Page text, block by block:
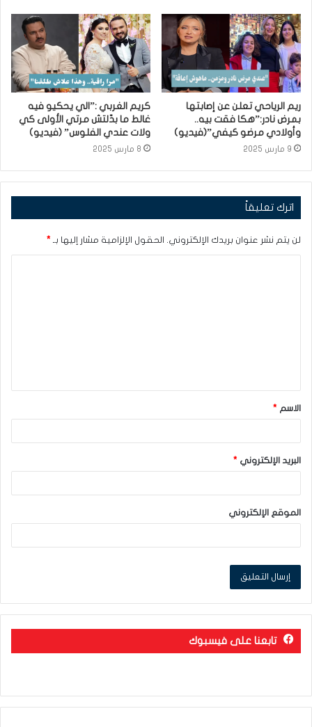
ريم الرياحي تعلن عن إصابتها
بمرض نادر:”هكا فقت بيه..
وأولادي مرضو كيفي”(فيديو)
9 مارس 2025
كريم الغربي :”الي يحكيو فيه
غالط ما بدّلتش مرتي الأولى كي
ولات عندي الفلوس” (فيديو)
8 مارس 2025
اترك تعليقاً
لن يتم نشر عنوان بريدك الإلكتروني. الحقول الإلزامية مشار إليها بـ *
ق
*الاسم *
البريد الإلكتروني *
الموقع الإلكتروني
تابعنا على فيسبوك